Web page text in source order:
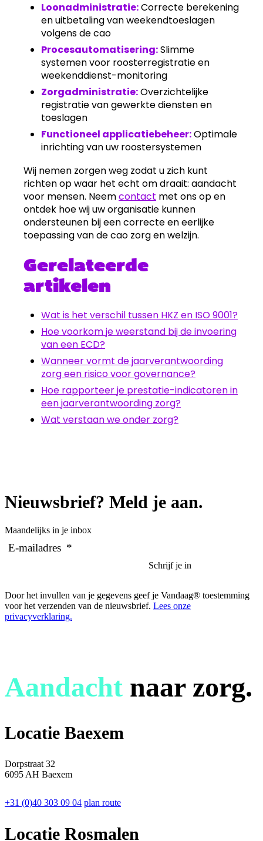
Loonadministratie:Correcte berekening
en uitbetaling van weekendtoeslagen
volgens de cao
Procesautomatisering:Slimme
systemen voor roosterregistratie en
weekenddienst-monitoring
Zorgadministratie:Overzichtelijke
registratie van gewerkte diensten en
toeslagen
Functioneel applicatiebeheer:Optimale
inrichting van uw roostersystemen
Wij nemen zorgen weg zodat u zich kunt
richten op waar het echt om draait: aandacht
voor mensen. Neemcontact met ons op en
ontdek hoe wij uw organisatie kunnen
ondersteunen bij een correcte en eerlijke
toepassing van de cao zorg en welzijn.
Gerelateerde
artikelen
Wat is het verschil tussen HKZ en ISO 9001?
Hoe voorkom je weerstand bij de invoering
van een ECD?
Wanneer vormt de jaarverantwoording
zorg een risico voor governance?
Hoe rapporteer je prestatie-indicatoren in
een jaarverantwoording zorg?
Wat verstaan we onder zorg?
Nieuwsbrief? Meld je aan.
Maandelijks in je inbox
E-mailadres *
Door het invullen van je gegevens geef je Vandaag® toestemming
voor het verzenden van de nieuwsbrief. Lees onze
privacyverklaring.
Aandacht naar zorg.
Locatie Baexem
Dorpstraat 32
6095 AH Baexem
+31 (0)40 303 09 04 plan route
Locatie Rosmalen